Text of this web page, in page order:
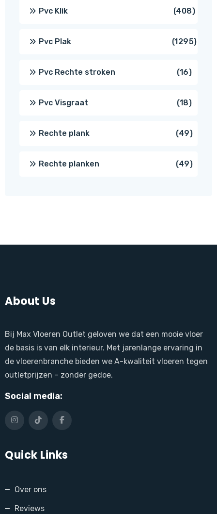
Pvc Klik 408408
Pvc Plak 12951295
Pvc Rechte stroken 1616
Pvc Visgraat 1818
Rechte plank 4949
Rechte planken 4949
About Us
Bij Max Vloeren Outlet geloven we dat een mooie vloer
de basis is van elk interieur. Met jarenlange ervaring in
de vloerenbranche bieden we A-kwaliteit vloeren tegen
outletprijzen – zonder gedoe.
Social media:
Quick Links
Over ons
Reviews